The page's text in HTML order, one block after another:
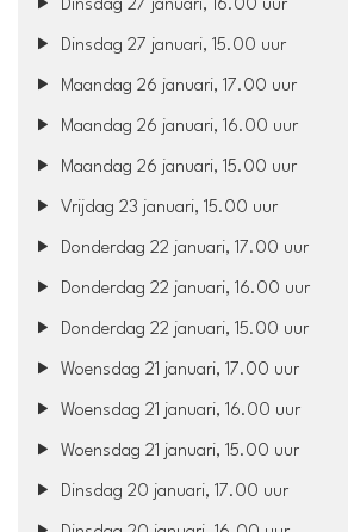
Dinsdag 27 januari, 16.00 uur
Dinsdag 27 januari, 15.00 uur
Maandag 26 januari, 17.00 uur
Maandag 26 januari, 16.00 uur
Maandag 26 januari, 15.00 uur
Vrijdag 23 januari, 15.00 uur
Donderdag 22 januari, 17.00 uur
Donderdag 22 januari, 16.00 uur
Donderdag 22 januari, 15.00 uur
Woensdag 21 januari, 17.00 uur
Woensdag 21 januari, 16.00 uur
Woensdag 21 januari, 15.00 uur
Dinsdag 20 januari, 17.00 uur